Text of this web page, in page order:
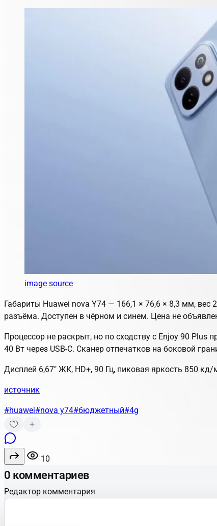
image source
Габариты Huawei nova Y74 — 166,1 × 76,6 × 8,3 мм,
разъёма. Доступен в чёрном и синем. Цена не
Процессор не раскрыт, но по сходству с Enjoy 90 Plus
40 Вт через USB-C. Сканер отпечатков на боковой
Дисплей 6,67" ЖК, HD+, 90 Гц, пиковая яркость 850
источник
#huawei#nova y74#бюджетный#4g
10
0 комментариев
Редактор комментария